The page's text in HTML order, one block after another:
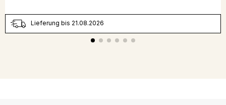
Lieferung bis 21.08.2026